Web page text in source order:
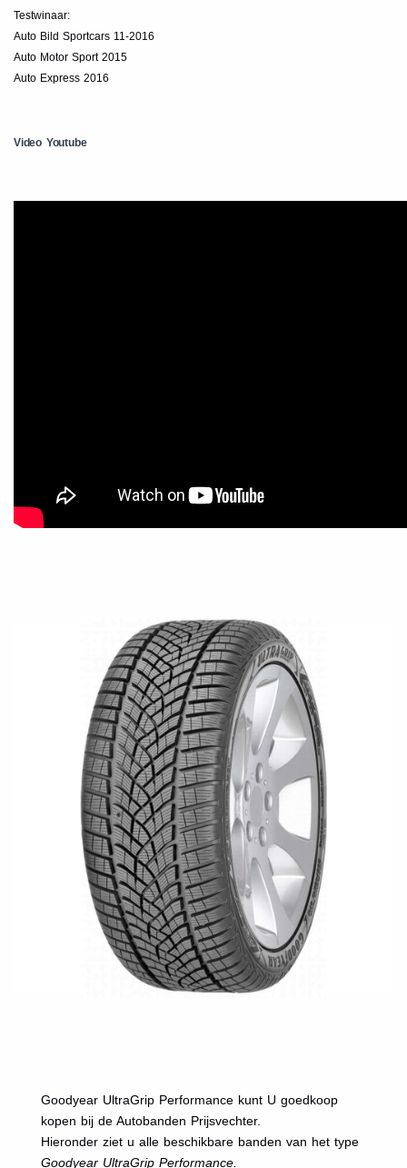
Testwinaar:
Auto Bild Sportcars 11-2016
Auto Motor Sport 2015
Auto Express 2016
Video Youtube
Goodyear UltraGrip Performance kunt U goedkoop
kopen bij de Autobanden Prijsvechter.
Hieronder ziet u alle beschikbare banden van het type
Goodyear UltraGrip Performance.